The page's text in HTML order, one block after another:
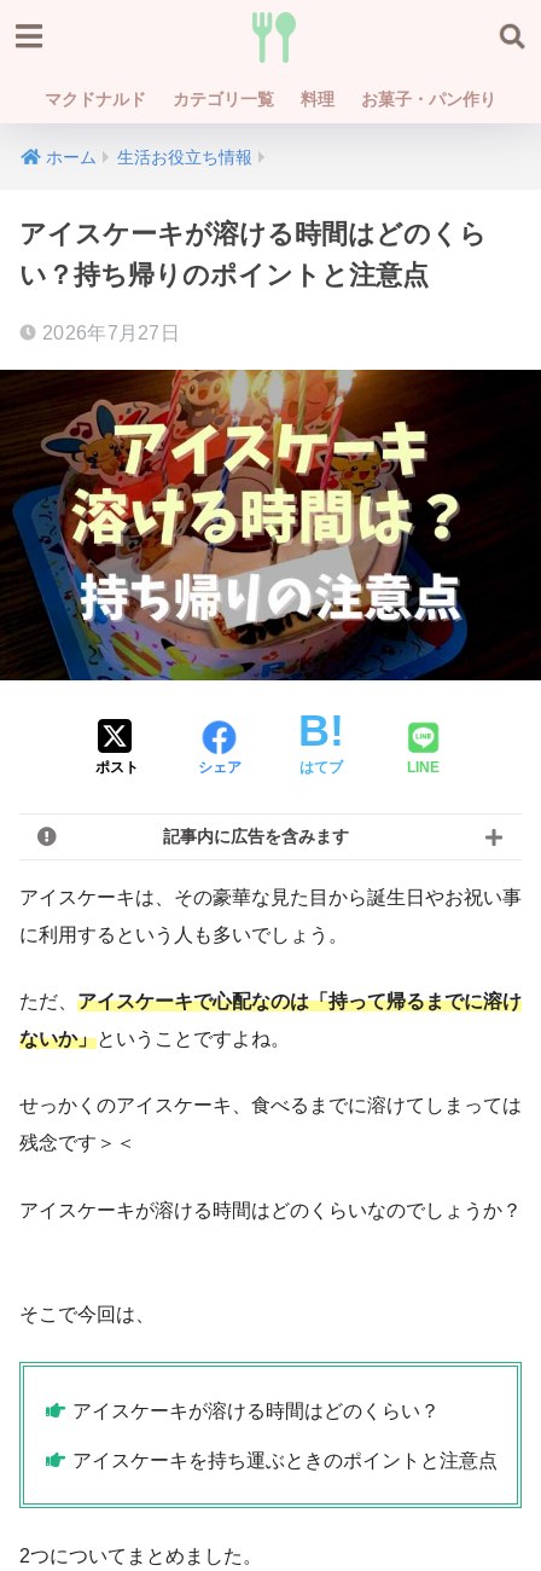
マクドナルド カテゴリ一覧 料理 お菓子・パン作り
ホーム 生活お役立ち情報
アイスケーキが溶ける時間はどのくら
い？持ち帰りのポイントと注意点
2026年7月27日
ポスト シェア はてブ LINE
記事内に広告を含みます
アイスケーキは、その豪華な見た目から誕生日やお祝い事
に利用するという人も多いでしょう。
ただ、 アイスケーキで心配なのは「持って帰るまでに溶け
ないか」ということですよね。
せっかくのアイスケーキ、食べるまでに溶けてしまっては
残念です＞＜
アイスケーキが溶ける時間はどのくらいなのでしょうか？
そこで今回は、
アイスケーキが溶ける時間はどのくらい？
アイスケーキを持ち運ぶときのポイントと注意点
2つについてまとめました。